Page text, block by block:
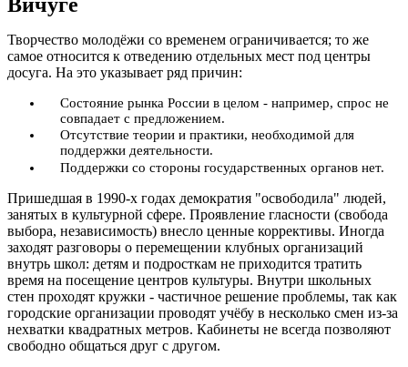
Творчество молодёжи со временем ограничивается; то же
самое относится к отведению отдельных мест под центры
досуга. На это указывает ряд причин:
Состояние рынка России в целом - например, спрос не
совпадает с предложением.
Отсутствие теории и практики, необходимой для
поддержки деятельности.
Поддержки со стороны государственных органов нет.
Пришедшая в 1990-х годах демократия "освободила" людей,
занятых в культурной сфере. Проявление гласности (свобода
выбора, независимость) внесло ценные коррективы. Иногда
заходят разговоры о перемещении клубных организаций
внутрь школ: детям и подросткам не приходится тратить
время на посещение центров культуры. Внутри школьных
стен проходят кружки - частичное решение проблемы, так как
городские организации проводят учёбу в несколько смен из-за
нехватки квадратных метров. Кабинеты не всегда позволяют
свободно общаться друг с другом.